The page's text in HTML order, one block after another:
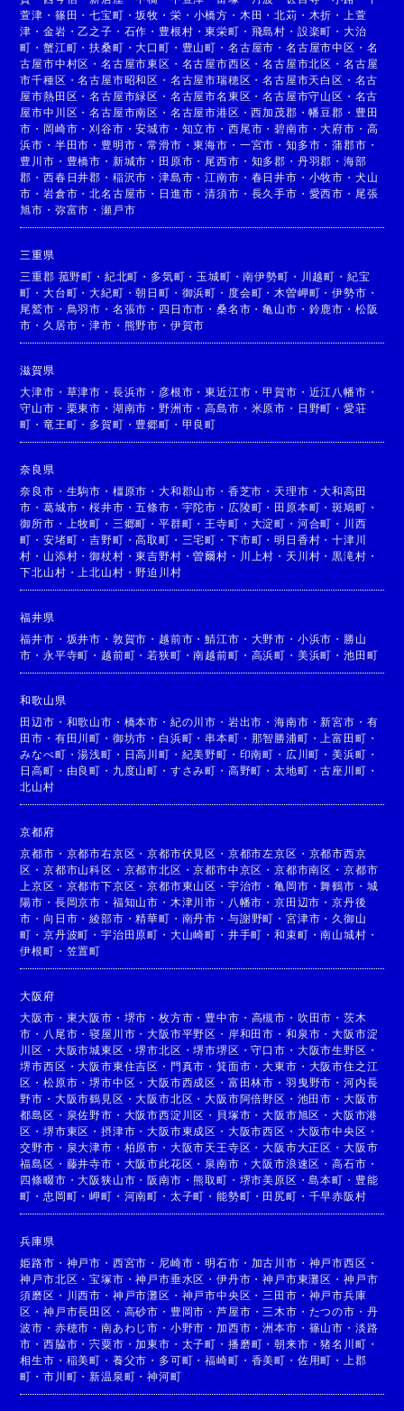
萱津 ・ 篠田 ・七宝町 ・坂牧 ・ 栄 ・ 小橋方 ・ 木田 ・北苅 ・ 木折 ・
上萱
津 ・金岩 ・乙之子 ・ 石作 ・ 豊根村 ・東栄町 ・ 飛島村 ・ 設楽町 ・ 大治
町 ・蟹江町 ・扶桑町 ・大口町 ・ 豊山町 ・ 名古屋市 ・ 名古屋市中区 ・ 名
古屋市中村区 ・名古屋市東区 ・ 名古屋市西区 ・名古屋市北区 ・ 名古屋
市千種区 ・名古屋市昭和区 ・ 名古屋市瑞穂区 ・名古屋市天白区 ・ 名古
屋市熱田区 ・名古屋市緑区 ・ 名古屋市名東区 ・名古屋市守山区 ・ 名古
屋市中川区 ・名古屋市南区 ・ 名古屋市港区 ・西加茂郡 ・幡豆郡 ・ 豊田
市 ・ 岡崎市 ・刈谷市 ・安城市 ・ 知立市 ・ 西尾市 ・碧南市 ・大府市 ・ 高
浜市 ・ 半田市 ・ 豊明市 ・常滑市 ・東海市 ・ 一宮市 ・ 知多市 ・蒲郡市 ・
豊川市 ・ 豊橋市 ・ 新城市 ・ 田原市 ・ 尾西市 ・ 知多郡 ・ 丹羽郡 ・ 海部
郡 ・西春日井郡 ・ 稲沢市 ・津島市 ・江南市 ・ 春日井市 ・ 小牧市 ・ 犬山
市 ・岩倉市 ・北名古屋市 ・ 日進市 ・清須市 ・ 長久手市 ・ 愛西市 ・ 尾張
旭市 ・ 弥富市 ・瀬戸市
三重県
三重郡 菰野町 ・ 紀北町 ・ 多気町 ・ 玉城町 ・南伊勢町 ・ 川越町 ・ 紀宝
町 ・大台町 ・大紀町 ・朝日町 ・ 御浜町 ・ 度会町 ・ 木曽岬町 ・伊勢市 ・
尾鷲市 ・ 鳥羽市 ・ 名張市 ・ 四日市市 ・桑名市 ・亀山市 ・ 鈴鹿市 ・ 松阪
市 ・ 久居市 ・津市 ・ 熊野市 ・ 伊賀市
滋賀県
大津市 ・ 草津市 ・ 長浜市 ・ 彦根市 ・東近江市 ・甲賀市 ・ 近江八幡市 ・
守山市 ・ 栗東市 ・ 湖南市 ・野洲市 ・高島市 ・ 米原市 ・ 日野町 ・ 愛荘
町 ・竜王町 ・ 多賀町 ・ 豊郷町 ・ 甲良町
奈良県
奈良市 ・ 生駒市 ・ 橿原市 ・大和郡山市 ・ 香芝市 ・ 天理市 ・大和高田
市 ・葛城市 ・桜井市 ・五條市 ・ 宇陀市 ・ 広陵町 ・ 田原本町 ・斑鳩町 ・
御所市 ・ 上牧町 ・ 三郷町 ・平群町 ・ 王寺町 ・ 大淀町 ・ 河合町 ・ 川西
町 ・安堵町 ・吉野町 ・高取町 ・ 三宅町 ・ 下市町 ・明日香村 ・十津川
村 ・ 山添村 ・御杖村 ・東吉野村 ・曽爾村 ・ 川上村 ・ 天川村 ・黒滝村 ・
下北山村 ・ 上北山村 ・野迫川村
福井県
福井市 ・ 坂井市 ・ 敦賀市 ・ 越前市 ・鯖江市 ・ 大野市 ・ 小浜市 ・ 勝山
市 ・永平寺町 ・ 越前町 ・若狭町 ・南越前町 ・ 高浜町 ・ 美浜町 ・ 池田町
和歌山県
田辺市 ・ 和歌山市 ・ 橋本市 ・ 紀の川市 ・ 岩出市 ・海南市 ・新宮市 ・ 有
田市 ・ 有田川町 ・ 御坊市 ・ 白浜町 ・ 串本町 ・ 那智勝浦町 ・ 上富田町 ・
みなべ町 ・湯浅町 ・ 日高川町 ・ 紀美野町 ・ 印南町 ・ 広川町 ・美浜町 ・
日高町 ・ 由良町 ・ 九度山町 ・ すさみ町 ・ 高野町 ・太地町 ・古座川町 ・
北山村
京都府
京都市 ・ 京都市右京区 ・京都市伏見区 ・ 京都市左京区 ・ 京都市西京
区 ・京都市山科区 ・ 京都市北区 ・京都市中京区 ・京都市南区 ・ 京都市
上京区 ・ 京都市下京区 ・京都市東山区 ・ 宇治市 ・亀岡市 ・舞鶴市 ・ 城
陽市 ・ 長岡京市 ・ 福知山市 ・ 木津川市 ・ 八幡市 ・京田辺市 ・京丹後
市 ・向日市 ・綾部市 ・精華町 ・ 南丹市 ・ 与謝野町 ・ 宮津市 ・ 久御山
町 ・京丹波町 ・宇治田原町 ・ 大山崎町 ・ 井手町 ・和束町 ・南山城村 ・
伊根町 ・ 笠置町
大阪府
大阪市 ・ 東大阪市 ・ 堺市 ・枚方市 ・ 豊中市 ・ 高槻市 ・ 吹田市 ・ 茨木
市 ・ 八尾市 ・寝屋川市 ・大阪市平野区 ・ 岸和田市 ・ 和泉市 ・大阪市淀
川区 ・ 大阪市城東区 ・堺市北区 ・堺市堺区 ・守口市 ・ 大阪市生野区 ・
堺市西区 ・大阪市東住吉区 ・ 門真市 ・箕面市 ・大東市 ・ 大阪市住之江
区 ・松原市 ・堺市中区 ・大阪市西成区 ・ 富田林市 ・ 羽曳野市 ・ 河内長
野市 ・ 大阪市鶴見区 ・大阪市北区 ・大阪市阿倍野区 ・ 池田市 ・ 大阪市
都島区 ・ 泉佐野市 ・ 大阪市西淀川区 ・ 貝塚市 ・大阪市旭区 ・大阪市港
区 ・堺市東区 ・摂津市 ・大阪市東成区 ・ 大阪市西区 ・ 大阪市中央区 ・
交野市 ・ 泉大津市 ・ 柏原市 ・ 大阪市天王寺区 ・大阪市大正区 ・ 大阪市
福島区 ・ 藤井寺市 ・ 大阪市此花区 ・ 泉南市 ・大阪市浪速区 ・高石市 ・
四條畷市 ・大阪狭山市 ・阪南市 ・熊取町 ・ 堺市美原区 ・島本町 ・ 豊能
町 ・ 忠岡町 ・岬町 ・ 河南町 ・ 太子町 ・能勢町 ・ 田尻町 ・ 千早赤阪村
兵庫県
姫路市 ・ 神戸市 ・ 西宮市 ・ 尼崎市 ・明石市 ・ 加古川市 ・ 神戸市西区 ・
神戸市北区 ・宝塚市 ・神戸市垂水区 ・伊丹市 ・神戸市東灘区 ・ 神戸市
須磨区 ・ 川西市 ・ 神戸市灘区 ・ 神戸市中央区 ・ 三田市 ・ 神戸市兵庫
区 ・神戸市長田区 ・ 高砂市 ・ 豊岡市 ・芦屋市 ・ 三木市 ・ たつの市 ・ 丹
波市 ・ 赤穂市 ・南あわじ市 ・ 小野市 ・加西市 ・洲本市 ・ 篠山市 ・ 淡路
市 ・西脇市 ・宍粟市 ・加東市 ・ 太子町 ・ 播磨町 ・朝来市 ・猪名川町 ・
相生市 ・ 稲美町 ・ 養父市 ・ 多可町 ・福崎町 ・ 香美町 ・ 佐用町 ・
上郡
町 ・市川町 ・新温泉町 ・神河町